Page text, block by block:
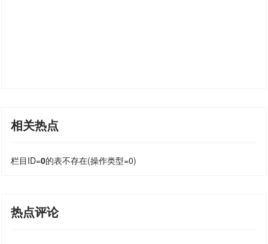
相关热点
栏目ID=0的表不存在(操作类型=0)
热点评论